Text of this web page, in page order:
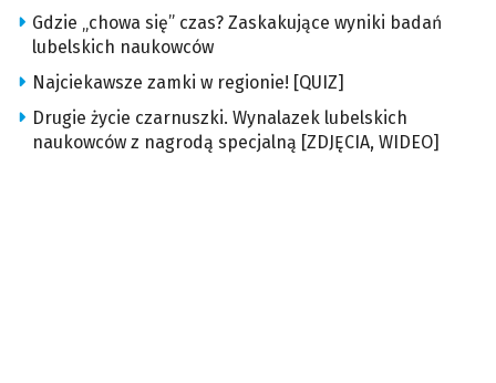
Gdzie „chowa się” czas? Zaskakujące wyniki badań
lubelskich naukowców
Najciekawsze zamki w regionie! [QUIZ]
Drugie życie czarnuszki. Wynalazek lubelskich
naukowców z nagrodą specjalną [ZDJĘCIA, WIDEO]